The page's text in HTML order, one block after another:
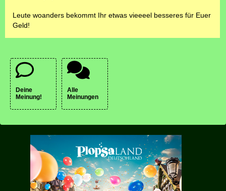
Leute woanders bekommt Ihr etwas vieeeel besseres für Euer
Geld!
Deine
Meinung!
Alle
Meinungen